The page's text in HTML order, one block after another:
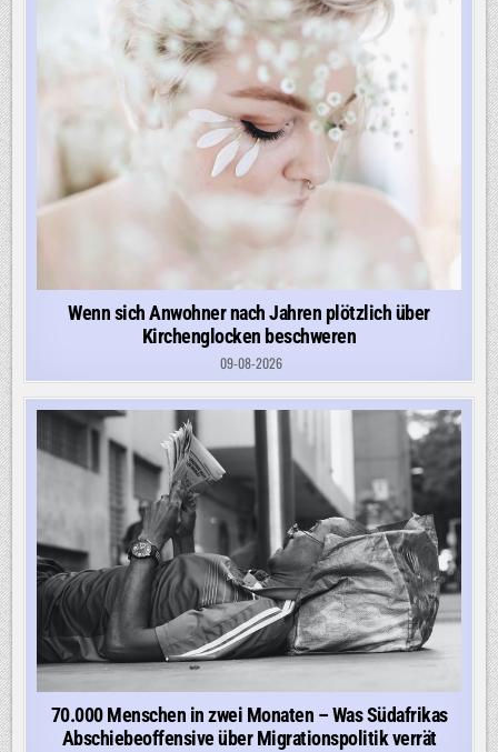
Wenn sich Anwohner nach Jahren plötzlich über
Kirchenglocken beschweren
09-08-2026
70.000 Menschen in zwei Monaten – Was Südafrikas
Abschiebeoffensive über Migrationspolitik verrät